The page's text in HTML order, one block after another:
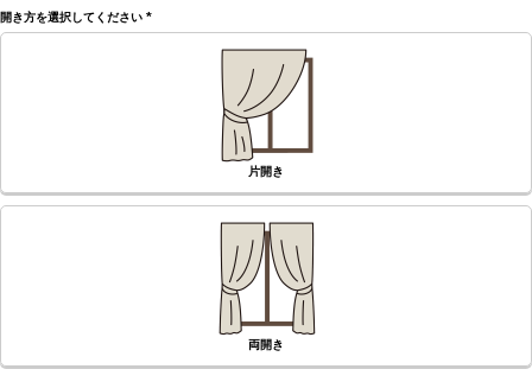
開き方を選択してください
(必
片開き
両開き